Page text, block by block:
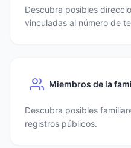
Descubra posibles
vinculadas al número de
Miembros de la
Descubra posibles
registros públicos.